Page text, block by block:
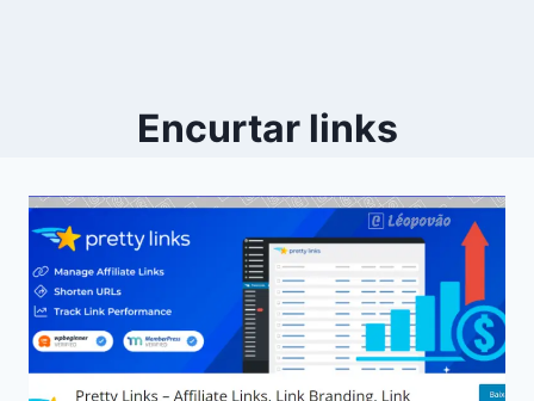
Encurtar links